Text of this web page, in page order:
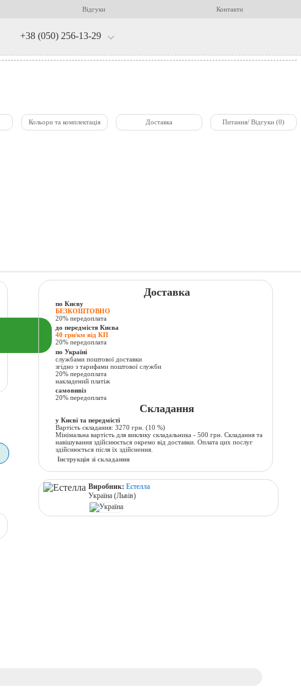
Відгуки Контакти
+38 (050) 256-13-29
Кольори та комплектація Доставка Питання/ Відгуки (0)
Доставка
по Києву
БЕЗКОШТОВНО
20% передоплата
до передмістя Києва
40 грн/км від КП
20% передоплата
по Україні
службами поштової доставки
згідно з тарифами поштової служби
20% передоплата
накладений платіж
самовивіз
20% передоплата
Складання
у Києві та передмісті
Вартість складання: 3270 грн. (10 %)
Мінімальна вартість для виклику складальника - 500 грн. Складання та
навішування здійснюється окремо від доставки. Оплата цих послуг
здійснюється після їх здійснення.
Інструкція зі складання
Виробник: Естелла
Україна (Львів)